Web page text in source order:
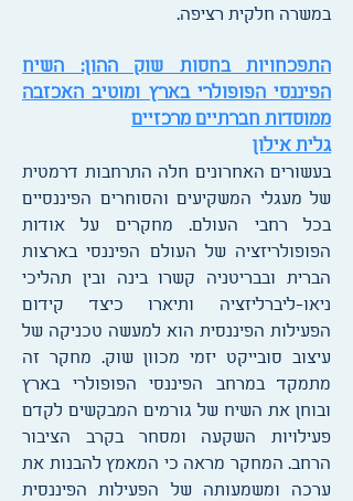
במשרה חלקית רציפה.
התפכחויות בחסות שוק ההון: השיח
הפיננסי הפופולרי בארץ ומוטיב האכזבה
ממוסדות חברתיים מרכזיים
גלית אילון
בעשורים האחרונים חלה התרחבות דרמטית
של מעגלי המשקיעים והסוחרים הפיננסיים
בכל רחבי העולם. מחקרים על אודות
הפופולריזציה של העולם הפיננסי בארצות
הברית ובבריטניה קשרו בינה ובין תהליכי
ניאו-ליברליזציה ותיארו כיצד קידום
הפעילות הפיננסית הוא למעשה טכניקה של
עיצוב סובייקט יזמי מכוון שוק. מחקר זה
מתמקד במרחב הפיננסי הפופולרי בארץ
ובוחן את השיח של גורמים המבקשים לקדם
פעילויות השקעה ומסחר בקרב הציבור
הרחב. המחקר מראה כי המאמץ להבנות את
ערכה ומשמעותה של הפעילות הפיננסית